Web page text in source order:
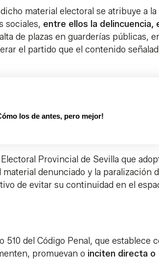
material electoral se atribuye a la
sociales, entre ellos la delincuencia,
de plazas en guarderías públicas,
el partido que el contenido
los de antes, pero mejor!
Provincial de Sevilla que
denunciado y la paralización
de evitar su continuidad en el
del Código Penal, que establece
promuevan o inciten directa o